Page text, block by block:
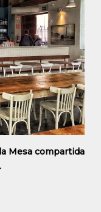
Mesa compartida